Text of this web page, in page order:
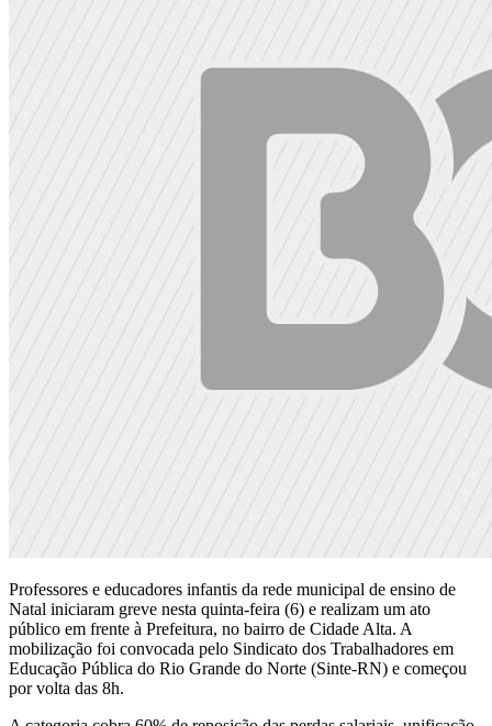
Professores e educadores infantis da rede municipal de ensino de
Natal iniciaram greve nesta quinta-feira (6) e realizam um ato
público em frente à Prefeitura, no bairro de Cidade Alta. A
mobilização foi convocada pelo Sindicato dos Trabalhadores em
Educação Pública do Rio Grande do Norte (Sinte-RN) e começou
por volta das 8h.